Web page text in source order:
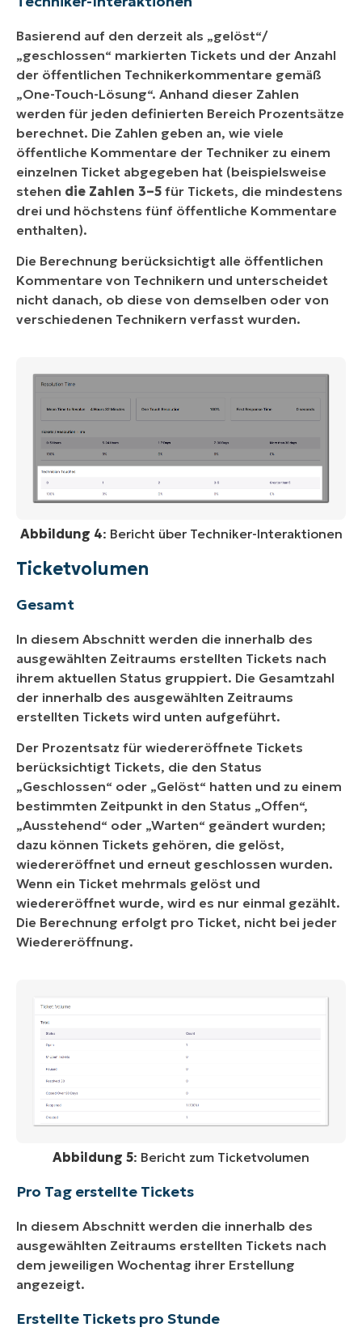
Basierend auf den derzeit als „gelöst“/
„geschlossen“ markierten Tickets und der Anzahl
der öffentlichen Technikerkommentare gemäß
„One-Touch-Lösung“. Anhand dieser Zahlen
werden für jeden definierten Bereich Prozentsätze
berechnet. Die Zahlen geben an, wie viele
öffentliche Kommentare der Techniker zu einem
einzelnen Ticket abgegeben hat (beispielsweise
stehen die Zahlen 3–5 für Tickets, die mindestens
drei und höchstens fünf öffentliche Kommentare
enthalten).
Die Berechnung berücksichtigt alle öffentlichen
Kommentare von Technikern und unterscheidet
nicht danach, ob diese von demselben oder von
verschiedenen Technikern verfasst wurden.
Abbildung 4: Bericht über Techniker-Interaktionen
Ticketvolumen
Gesamt
In diesem Abschnitt werden die innerhalb des
ausgewählten Zeitraums erstellten Tickets nach
ihrem aktuellen Status gruppiert. Die Gesamtzahl
der innerhalb des ausgewählten Zeitraums
erstellten Tickets wird unten aufgeführt.
Der Prozentsatz für wiedereröffnete Tickets
berücksichtigt Tickets, die den Status
„Geschlossen“ oder „Gelöst“ hatten und zu einem
bestimmten Zeitpunkt in den Status „Offen“,
„Ausstehend“ oder „Warten“ geändert wurden;
dazu können Tickets gehören, die gelöst,
wiedereröffnet und erneut geschlossen wurden.
Wenn ein Ticket mehrmals gelöst und
wiedereröffnet wurde, wird es nur einmal gezählt.
Die Berechnung erfolgt pro Ticket, nicht bei jeder
Wiedereröffnung.
Abbildung 5: Bericht zum Ticketvolumen
Pro Tag erstellte Tickets
In diesem Abschnitt werden die innerhalb des
ausgewählten Zeitraums erstellten Tickets nach
dem jeweiligen Wochentag ihrer Erstellung
angezeigt.
Erstellte Tickets pro Stunde